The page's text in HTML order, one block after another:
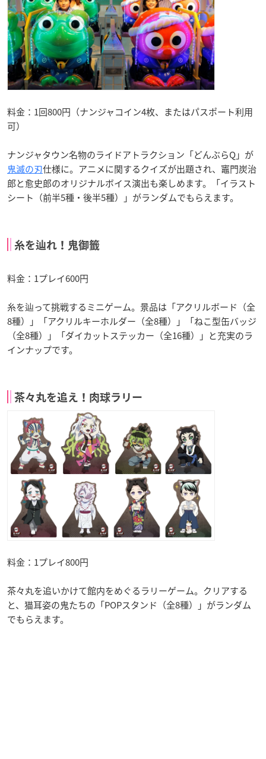
料金：1回800円（ナンジャコイン4枚、またはパスポート利用
可）
ナンジャタウン名物のライドアトラクション「どんぶらQ」が
鬼滅の刃仕様に。アニメに関するクイズが出題され、竈門炭治
郎と愈史郎のオリジナルボイス演出も楽しめます。「イラスト
シート（前半5種・後半5種）」がランダムでもらえます。
糸を辿れ！鬼御籤
料金：1プレイ600円
糸を辿って挑戦するミニゲーム。景品は「アクリルボード（全
8種）」「アクリルキーホルダー（全8種）」「ねこ型缶バッジ
（全8種）」「ダイカットステッカー（全16種）」と充実のラ
インナップです。
茶々丸を追え！肉球ラリー
料金：1プレイ800円
茶々丸を追いかけて館内をめぐるラリーゲーム。クリアする
と、猫耳姿の鬼たちの「POPスタンド（全8種）」がランダム
でもらえます。